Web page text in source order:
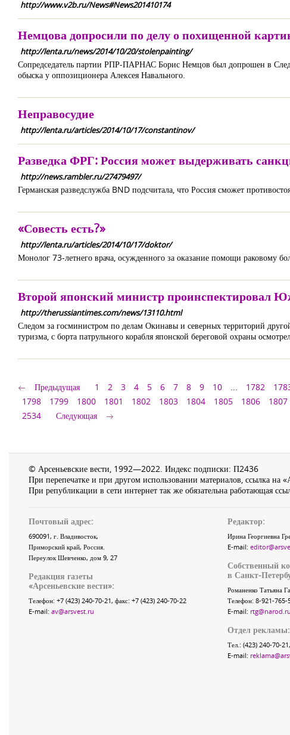
http://www.v2b.ru/News#News201410174
Немцова допросили по делу о похищенной
http://lenta.ru/news/2014/10/20/stolenpainting/
Сопредседатель партии РПР-ПАРНАС Борис Немцов был допрошен в
обыска у оппозиционера Алексея Навального.
Неправосудие
http://lenta.ru/articles/2014/10/17/constantinov/
Разведка ФРГ: Россия может выдерживать
http://news.rambler.ru/27479497/
Германская разведслужба BND подсчитала, что Россия сможет
«Совесть есть?»
http://lenta.ru/articles/2014/10/17/doktor/
Монолог 73-летнего врача, осужденного за оказание помощи раковому
Второй японский министр проинспектировал
http://therussiantimes.com/news/13110.html
Следом за госминистром по делам Окинавы и северных территорий
туризма, с борта патрульного корабля японской береговой охраны
Предыдущая 1 2 3 4 5 6 7 8 9 10 1782
1798 1799 1800 1801 1802 1803 1804 1805 1806 1807
2534
Следующая
© Арсеньевские вести, 1992—2022. Индекс подписки: П2436
При перепечатке и при другом использовании материалов, ссылка на
При републикации в сети интернет так же обязательна работающая
Почтовый адрес:
690091, г. Владивосток,
Приморский край, Россия
Переулок Шевченко, дом 9, 27
Редакция газеты
«Арсеньевские вести»:
Телефон: +7 (423) 240-70-21, факс: +7 (423) 240-70-22
E-mail: av@arsvest.ru
Редактор:
Ирина Георгиевна
E-mail:
Собственный
в Санкт-
Романенко Татьяна
Телефон: 8-921-765-
E-mail: rtg@narod.ru
Отдел рекламы:
Тел.: (423) 240-70-
E-mail: